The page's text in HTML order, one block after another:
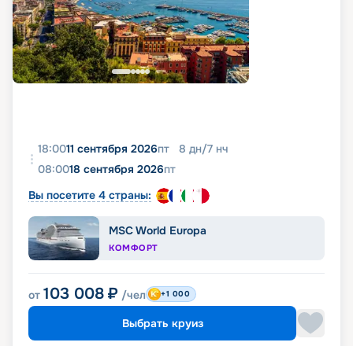
18:0011 сентября 2026пт 8 дн/7 нч
08:0018 сентября 2026пт
Вы посетите 4 страны:
MSC World Europa
КОМФОРТ
от 103 008 ₽ /чел +1 000
Выбрать круиз